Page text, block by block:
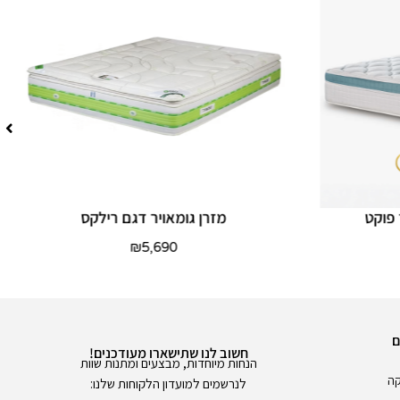
פוקט מזרן גומאויר דגם רילקס
₪5,690
חשוב לנו שתישארו מעודכנים!
הנחות מיוחדות, מבצעים ומתנות שוות
לנרשמים למועדון הלקוחות שלנו: